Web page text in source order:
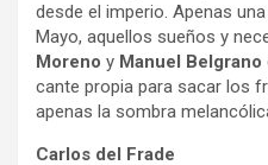
desde el impe­rio. Ape­nas
Mayo, aque­llos sue­ños y
Moreno y Manuel Bel­grano
cante pro­pia para sacar los
ape­nas la som­bra
Carlos del Frade